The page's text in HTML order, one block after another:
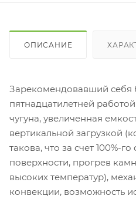
ОПИСАНИЕ
Зарекомендовавший себя
пятнадцатилетней
чугуна, увеличенная
вертикальной загрузкой
такова, что за счет 100%-
поверхности, прогрев
высоких температур),
конвекции, возможность